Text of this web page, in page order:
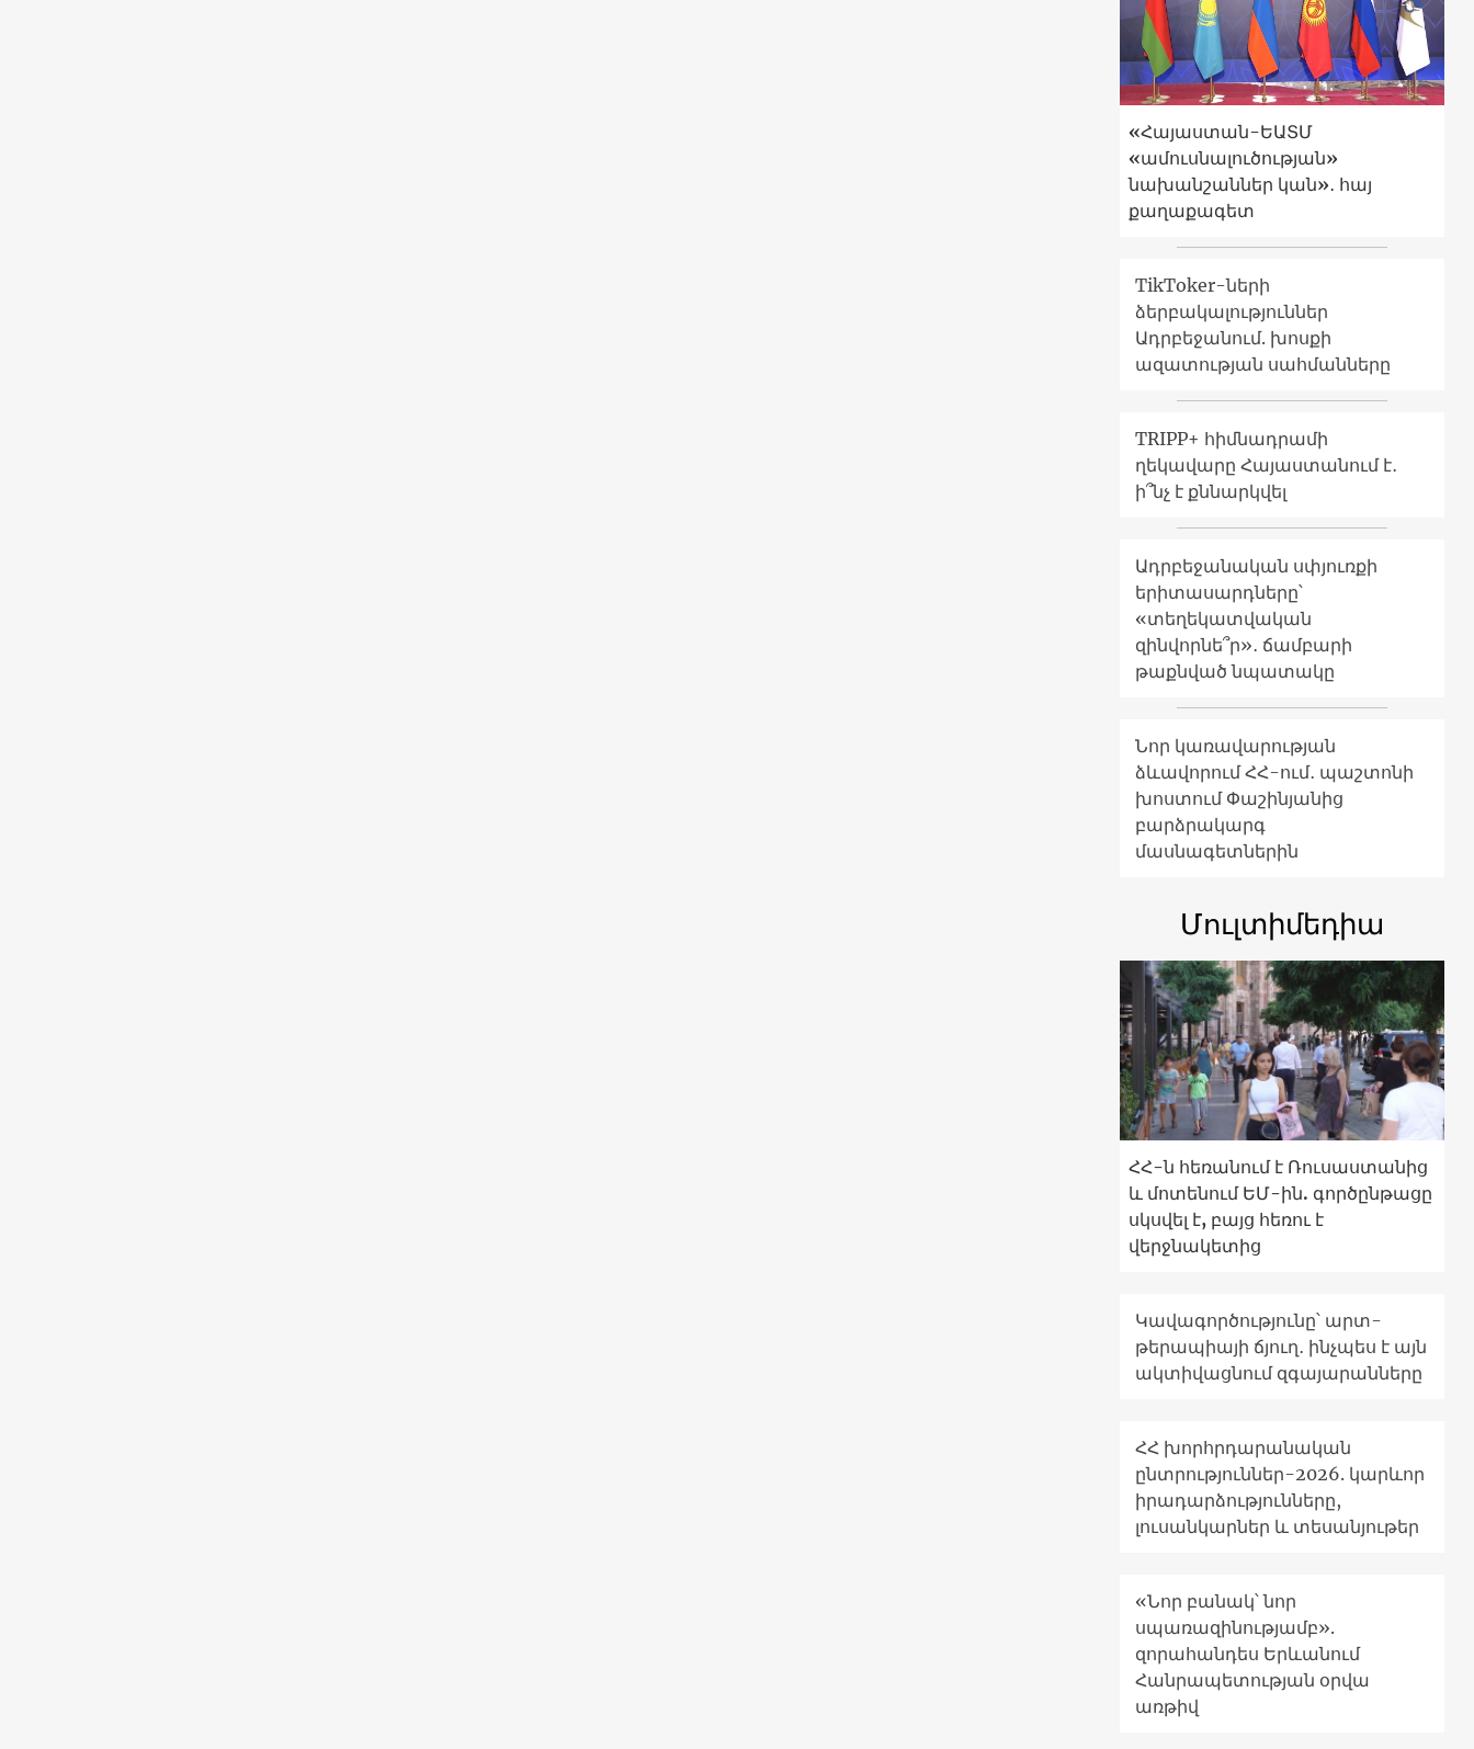
«Հայաստան-ԵԱՏՄ
«ամուսնալուծության»
նախանշաններ կան»․ հայ
քաղաքագետ
TikToker-ների
ձերբակալություններ
Ադրբեջանում. խոսքի
ազատության սահմանները
TRIPP+ հիմնադրամի
ղեկավարը Հայաստանում է․
ի՞նչ է քննարկվել
Ադրբեջանական սփյուռքի
երիտասարդները՝
«տեղեկատվական
զինվորնե՞ր»․ ճամբարի
թաքնված նպատակը
Նոր կառավարության
ձևավորում ՀՀ-ում․ պաշտոնի
խոստում Փաշինյանից
բարձրակարգ
մասնագետներին
Մուլտիմեդիա
ՀՀ-ն հեռանում է Ռուսաստանից
և մոտենում ԵՄ-ին. գործընթացը
սկսվել է, բայց հեռու է
վերջնակետից
Կավագործությունը՝ արտ-
թերապիայի ճյուղ․ ինչպես է այն
ակտիվացնում զգայարանները
ՀՀ խորհրդարանական
ընտրություններ-2026. կարևոր
իրադարձությունները,
լուսանկարներ և տեսանյութեր
«Նոր բանակ՝ նոր
սպառազինությամբ».
զորահանդես Երևանում
Հանրապետության օրվա
առթիվ